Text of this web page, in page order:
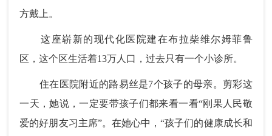
方戴上。
这座崭新的现代化医院建在布拉柴维尔姆菲鲁
区，这个区生活着13万人口，过去只有一个小诊所。
住在医院附近的路易丝是7个孩子的母亲。剪彩这
一天，她说，一定要带孩子们都来看一看“刚果人民敬
爱的好朋友习主席”。在她心中，“孩子们的健康成长和